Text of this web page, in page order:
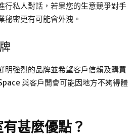
行私人對話，若果您的生意競爭對手
秘密更有可能會外洩。
明強烈的品牌並希望客戶信賴及購買
與客戶開會可能因地方不夠得體
甚麼優點？